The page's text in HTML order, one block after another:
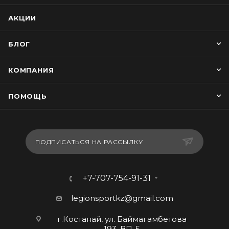
АКЦИИ
БЛОГ
КОМПАНИЯ
ПОМОЩЬ
ПОДПИСАТЬСЯ НА РАССЫЛКУ
+7-707-754-91-31
legionsportkz@gmail.com
г.Костанай, ул. Баймагамбетова